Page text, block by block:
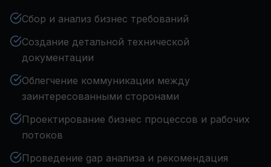
Сбор и анализ бизнес требований
Создание детальной технической
документации
Облегчение коммуникации между
заинтересованными сторонами
Проектирование бизнес процессов и рабочих
потоков
Проведение gap анализа и рекомендация